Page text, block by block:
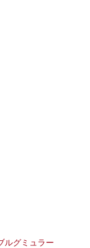
ルグミュラー